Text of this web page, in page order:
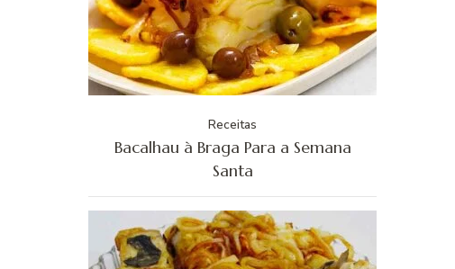
Receitas
Bacalhau à Braga Para a Semana
Santa